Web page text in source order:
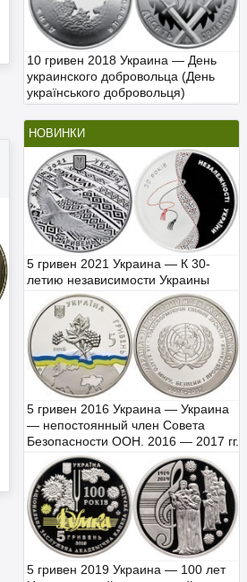
10 гривен 2018 Украина — День
украинского добровольца (День
українського добровольця)
НОВИНКИ
5 гривен 2021 Украина — К 30-
летию независимости Украины
5 гривен 2016 Украина — Украина
— непостоянный член Совета
Безопасности ООН. 2016 — 2017 гг.
5 гривен 2019 Украина — 100 лет